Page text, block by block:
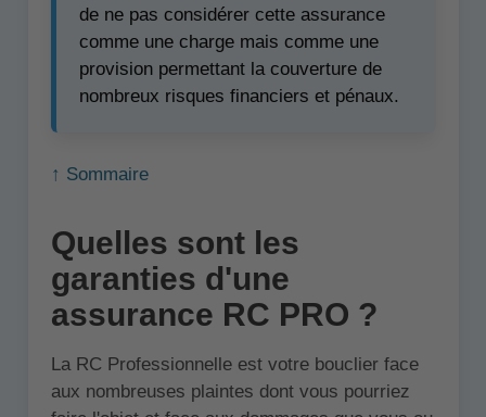
de ne pas considérer cette assurance
comme une charge mais comme une
provision permettant la couverture de
nombreux risques financiers et pénaux.
↑ Sommaire
Quelles sont les
garanties d'une
assurance RC PRO ?
La RC Professionnelle est votre bouclier face
aux nombreuses plaintes dont vous pourriez